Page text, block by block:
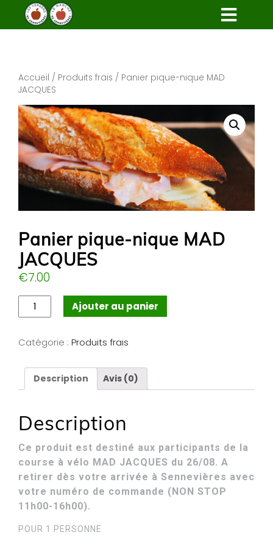
Accueil / Produits frais / Panier pique-nique MAD
JACQUES
Panier pique-nique MAD
JACQUES
€7.00
Ajouter au panier
Catégorie : Produits frais
Description Avis (0)
Description
Ce produit est destiné aux participants de la
course à vélo MAD JACQUES du 26/08. A
retirer dès votre arrivée à Sennevières avec
votre numéro de commande (NON STOP
11h00-16h00).
POUR 1 PERSONNE